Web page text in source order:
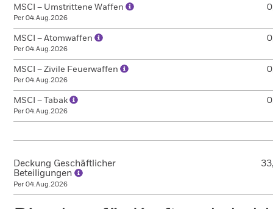
MSCI – Umstrittene Waffen
Per 04.Aug.2026
MSCI – Atomwaffen
Per 04.Aug.2026
MSCI – Zivile Feuerwaffen
Per 04.Aug.2026
MSCI – Tabak
Per 04.Aug.2026
Deckung Geschäftlicher
Beteiligungen
Per 04.Aug.2026